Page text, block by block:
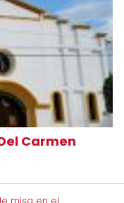
Carmen
misa en el